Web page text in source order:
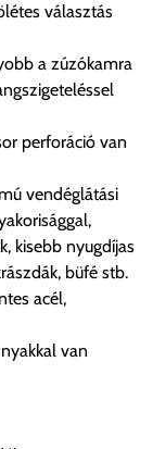
is kér,
Kérjük, a
szállítási
a program
úgy válassza
a vásárolt
költségét.
rendelés esetén
az Ön által
úgy a
választás
a zúzókamra
perforáció van
vendéglátási
kisebb nyugdíjas
büfé stb.
acél,
van